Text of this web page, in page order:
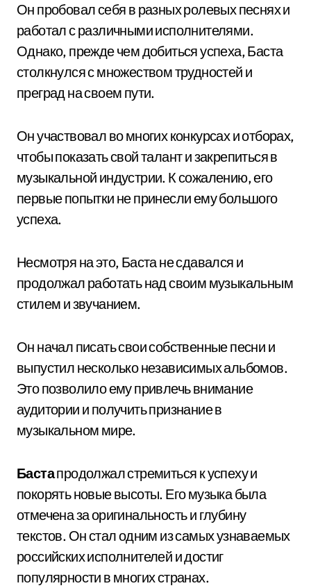
Он пробовал себя в разных ролевых песнях и
работал с различными исполнителями.
Однако, прежде чем добиться успеха, Баста
столкнулся с множеством трудностей и
преград на своем пути.
Он участвовал во многих конкурсах и отборах,
чтобы показать свой талант и закрепиться в
музыкальной индустрии. К сожалению, его
первые попытки не принесли ему большого
успеха.
Несмотря на это, Баста не сдавался и
продолжал работать над своим музыкальным
стилем и звучанием.
Он начал писать свои собственные песни и
выпустил несколько независимых альбомов.
Это позволило ему привлечь внимание
аудитории и получить признание в
музыкальном мире.
Бастапродолжал стремиться к успеху и
покорять новые высоты. Его музыка была
отмечена за оригинальность и глубину
текстов. Он стал одним из самых узнаваемых
российских исполнителей и достиг
популярности в многих странах.